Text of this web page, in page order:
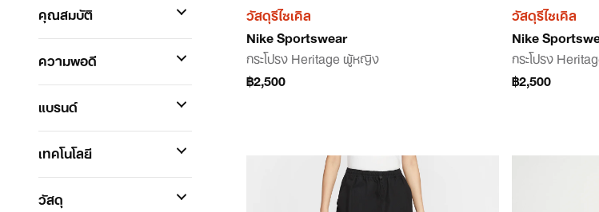
คุณสมบัติ
ความพอดี
แบรนด์
เทคโนโลยี
วัสดุ
วัสดุรีไซเคิล
Nike Sportswear
กระโปรง Heritage ผู้หญิง
฿2,500
วัสดุรีไซเคิล
Nike
กระโปรง
฿2,500